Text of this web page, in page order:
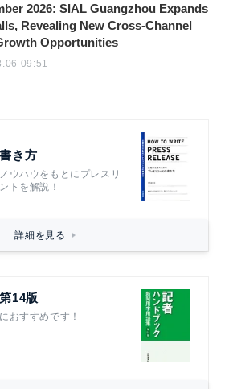
2026: SIAL Guangzhou Expands
Revealing New Cross-Channel
Opportunities
09:51
き方
ウハウをもとにプレスリ
トを解説！
詳細を見る
14版
おすすめです！